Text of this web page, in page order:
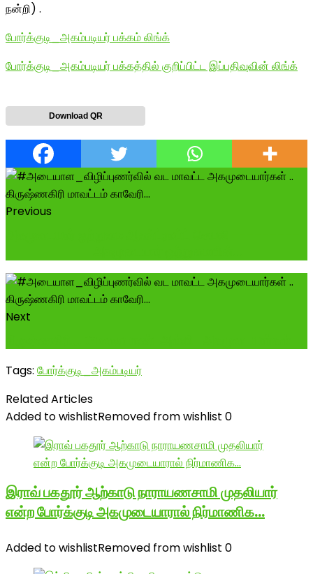
நன்றி) .
போர்க்குடி_அகம்படியர் பக்கம் லிங்க்
போர்க்குடி_அகம்படியர் பக்கத்தில் குறிப்பிட்ட இப்பதிவுவின் லிங்க்
Download QR
Previous
Next
Tags: போர்க்குடி_அகம்படியர்
Related Articles
Added to wishlistRemoved from wishlist 0
இராவ் பகதூர் ஆற்காடு நாராயணசாமி முதலியார்
என்ற போர்க்குடி அகமுடையாரால் நிர்மாணிக…
Added to wishlistRemoved from wishlist 0